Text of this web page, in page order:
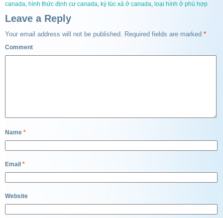
canada, hình thức định cư canada, ký túc xá ở canada, loại hình ở phù hợp
Leave a Reply
Your email address will not be published. Required fields are marked *
Comment
Name *
Email *
Website